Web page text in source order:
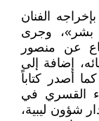
الفنان
بشر»، وجرى
عن منصور
إضافة إلى
أصدر كتاباً
القسري في
شؤون ليبية،